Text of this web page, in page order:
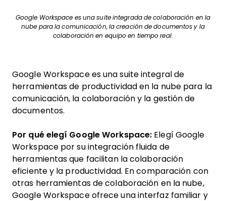
Google Workspace es una suite integrada de colaboración en la
nube para la comunicación, la creación de documentos y la
colaboración en equipo en tiempo real.
Google Workspace es una suite integral de
herramientas de productividad en la nube para la
comunicación, la colaboración y la gestión de
documentos.
Por qué elegí Google Workspace: Elegí Google
Workspace por su integración fluida de
herramientas que facilitan la colaboración
eficiente y la productividad. En comparación con
otras herramientas de colaboración en la nube,
Google Workspace ofrece una interfaz familiar y